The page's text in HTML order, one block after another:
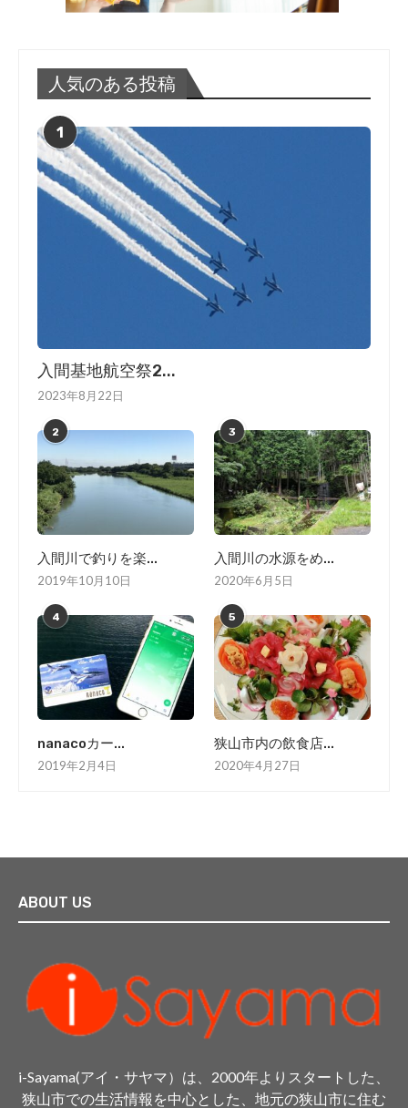
人気のある投稿
1
入間基地航空祭2...
2023年8月22日
2
入間川で釣りを楽...
2019年10月10日
3
入間川の水源をめ...
2020年6月5日
4
nanacoカー...
2019年2月4日
5
狭山市内の飲食店...
2020年4月27日
ABOUT US
i-Sayama(アイ・サヤマ）は、2000年よりスタートした、
狭山市での生活情報を中心とした、地元の狭山市に住む